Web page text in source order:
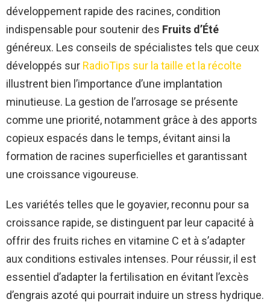
développement rapide des racines, condition
indispensable pour soutenir des Fruits d’Été
généreux. Les conseils de spécialistes tels que ceux
développés sur RadioTips sur la taille et la récolte
illustrent bien l’importance d’une implantation
minutieuse. La gestion de l’arrosage se présente
comme une priorité, notamment grâce à des apports
copieux espacés dans le temps, évitant ainsi la
formation de racines superficielles et garantissant
une croissance vigoureuse.
Les variétés telles que le goyavier, reconnu pour sa
croissance rapide, se distinguent par leur capacité à
offrir des fruits riches en vitamine C et à s’adapter
aux conditions estivales intenses. Pour réussir, il est
essentiel d’adapter la fertilisation en évitant l’excès
d’engrais azoté qui pourrait induire un stress hydrique.